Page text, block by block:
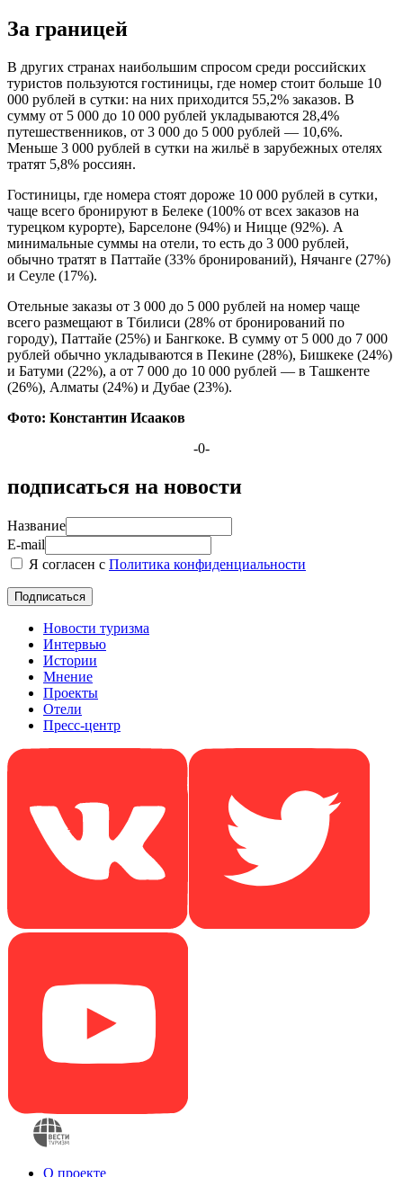
За границей
В других странах наибольшим спросом среди российских
туристов пользуются гостиницы, где номер стоит больше 10
000 рублей в сутки: на них приходится 55,2% заказов. В
сумму от 5 000 до 10 000 рублей укладываются 28,4%
путешественников, от 3 000 до 5 000 рублей — 10,6%.
Меньше 3 000 рублей в сутки на жильё в зарубежных отелях
тратят 5,8% россиян.
Гостиницы, где номера стоят дороже 10 000 рублей в сутки,
чаще всего бронируют в Белеке (100% от всех заказов на
турецком курорте), Барселоне (94%) и Ницце (92%). А
минимальные суммы на отели, то есть до 3 000 рублей,
обычно тратят в Паттайе (33% бронирований), Нячанге (27%)
и Сеуле (17%).
Отельные заказы от 3 000 до 5 000 рублей на номер чаще
всего размещают в Тбилиси (28% от бронирований по
городу), Паттайе (25%) и Бангкоке. В сумму от 5 000 до 7 000
рублей обычно укладываются в Пекине (28%), Бишкеке (24%)
и Батуми (22%), а от 7 000 до 10 000 рублей — в Ташкенте
(26%), Алматы (24%) и Дубае (23%).
Фото: Константин Исааков
-0-
подписаться на новости
Название
E-mail
Я согласен с Политика конфиденциальности
Новости туризма
Интервью
Истории
Мнение
Проекты
Отели
Пресс-центр
О проекте